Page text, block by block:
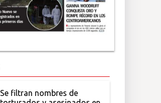
Se filtran nombres de